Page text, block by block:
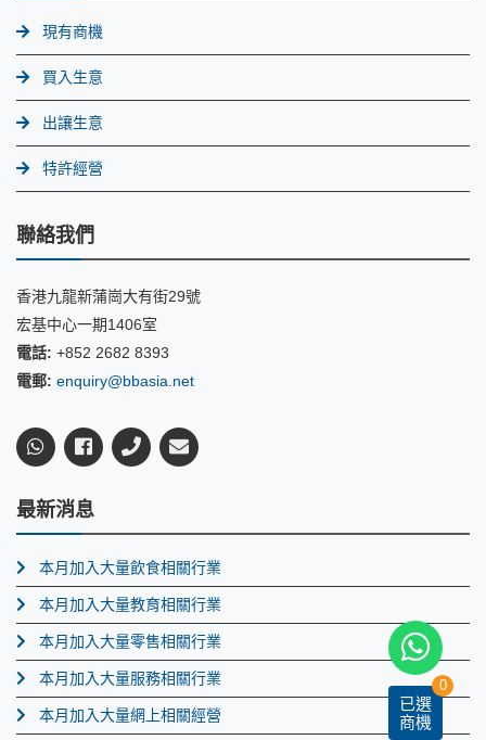
現有商機
買入生意
出讓生意
特許經營
聯絡我們
香港九龍新蒲崗大有街29號
宏基中心一期1406室
電話: +852 2682 8393
電郵: enquiry@bbasia.net
最新消息
本月加入大量飲食相關行業
本月加入大量教育相關行業
本月加入大量零售相關行業
本月加入大量服務相關行業
本月加入大量網上相關經營
已選
商機
0